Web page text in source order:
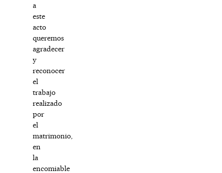
a
este
acto
queremos
agradecer
y
reconocer
el
trabajo
realizado
por
el
matrimonio,
en
la
encomiable